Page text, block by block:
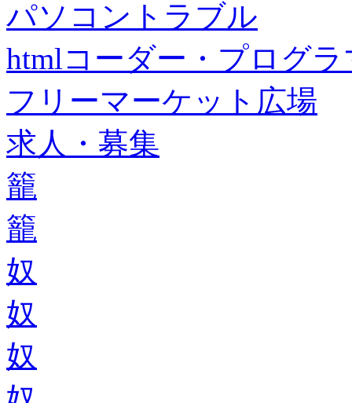
パソコントラブル
htmlコーダー・プログラ
フリーマーケット広場
求人・募集
籠
籠
奴
奴
奴